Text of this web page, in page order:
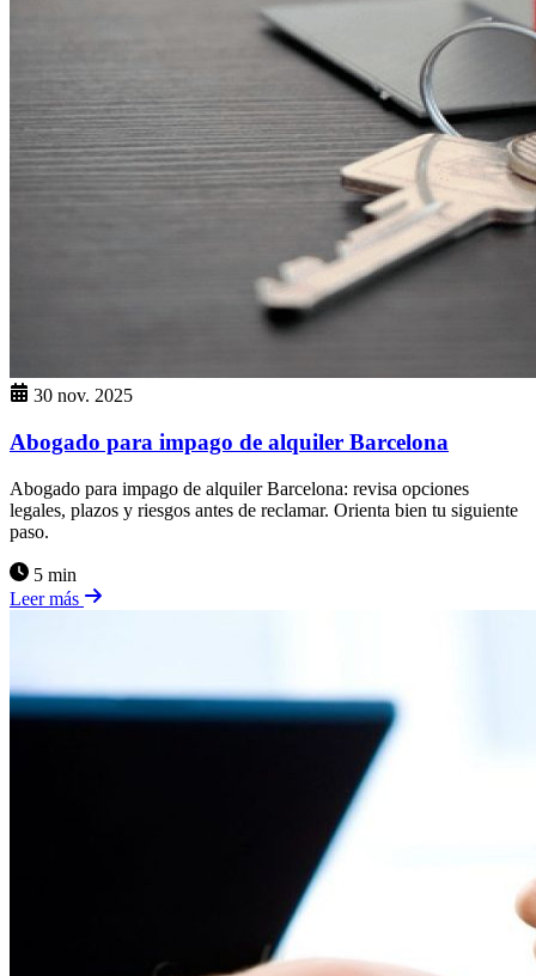
30 nov. 2025
Abogado para impago de alquiler Barcelona
Abogado para impago de alquiler Barcelona: revisa opciones
legales, plazos y riesgos antes de reclamar. Orienta bien tu siguiente
paso.
5 min
Leer más